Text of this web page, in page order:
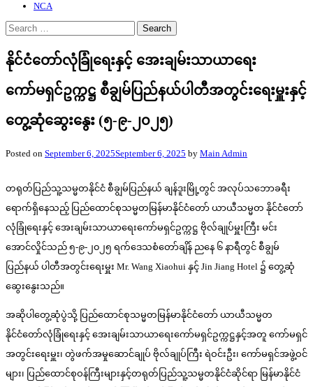
NCA
Search
for:
နိုင်ငံတော်လုံခြုံရေးနှင့် အေးချမ်းသာယာရေး
ကော်မရှင်ဥက္ကဋ္ဌ စီချွမ်ပြည်နယ်ပါတီအတွင်းရေးမှူးနှင့်
တွေ့ဆုံဆွေးနွေး (၅-၉-၂၀၂၅)
Posted on September 6, 2025September 6, 2025 by Main Admin
တရုတ်ပြည်သူ့သမ္မတနိုင်ငံ စီချွမ်ပြည်နယ် ချန်ဒူးမြို့တွင် အလုပ်သဘောခရီး
ရောက်ရှိနေသည့် ပြည်ထောင်စုသမ္မတမြန်မာနိုင်ငံတော် ယာယီသမ္မတ နိုင်ငံတော်
လုံခြုံရေးနှင့် အေးချမ်းသာယာရေးကော်မရှင်ဥက္ကဋ္ဌ ဗိုလ်ချုပ်မှူးကြီး မင်း
အောင်လှိုင်သည် ၅-၉-၂၀၂၅ ရက်ဒေသစံတော်ချိန် ညနေ ၆ နာရီတွင် စီချွမ်
ပြည်နယ် ပါတီအတွင်းရေးမှူး Mr. Wang Xiaohui နှင့် Jin Jiang Hotel ၌ တွေ့ဆုံ
ဆွေးနွေးသည်။
အဆိုပါတွေ့ဆုံပွဲသို့ ပြည်ထောင်စုသမ္မတမြန်မာနိုင်ငံတော် ယာယီသမ္မတ
နိုင်ငံတော်လုံခြုံရေးနှင့် အေးချမ်းသာယာရေးကော်မရှင်ဥက္ကဋ္ဌနှင့်အတူ ကော်မရှင်
အတွင်းရေးမှူး၊ တွဲဖက်အမှုဆောင်ချုပ် ဗိုလ်ချုပ်ကြီး ရဲဝင်းဦး၊ ကော်မရှင်အဖွဲ့ဝင်
များ၊ ပြည်ထောင်စုဝန်ကြီးများနှင့်တရုတ်ပြည်သူ့သမ္မတနိုင်ငံဆိုင်ရာ မြန်မာနိုင်ငံ